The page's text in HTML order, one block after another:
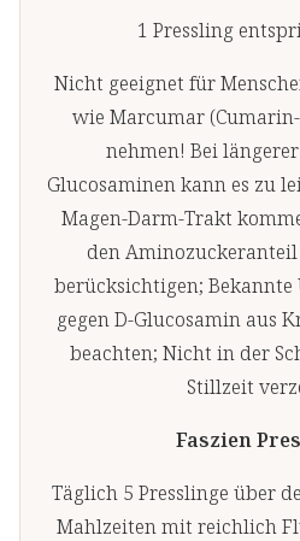
die
1 Pressling
Nicht geeignet für
wie Marcumar
nehmen! Bei
Glucosaminen kann es zu
Magen-Darm-Trakt
den Aminozuckeranteil
berücksichtigen;
gegen D-Glucosamin aus
beachten; Nicht in der
Stillzeit
Faszien
Täglich 5 Presslinge über
Mahlzeiten mit reichlich